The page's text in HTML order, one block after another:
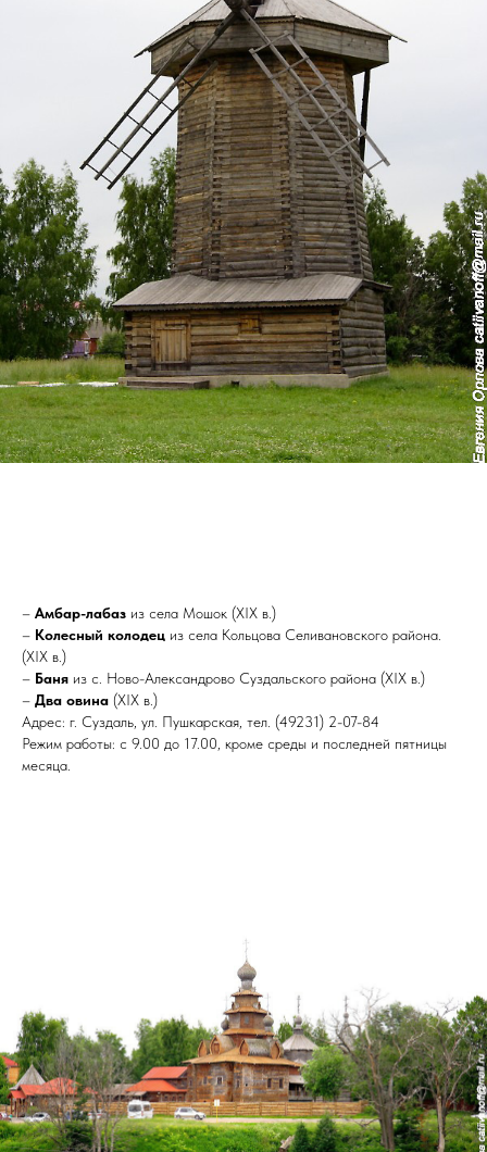
– Амбар-лабаз из села Мошок (XIX в.)
– Колесный колодец из села Кольцова Селивановского района.
(XIX в.)
– Баня из с. Ново-Александрово Суздальского района (XIX в.)
– Два овина (XIX в.)
Адрес: г. Суздаль, ул. Пушкарская, тел. (49231) 2-07-84
Режим работы: с 9.00 до 17.00, кроме среды и последней пятницы
месяца.